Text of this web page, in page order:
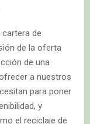
cartera de
de la oferta
de una
a nuestros
para poner
y
el reciclaje de